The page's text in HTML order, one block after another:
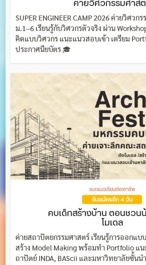
SUPER ENGINEER CAMP 2026 ค่ายวิศวก
ม.1–6 เรียนรู้กับวิศวกรตัวจริง ผ่าน
คิดแบบวิศวกร แนะแนวสอบเข้า เตรียม
ประกาศนียบัตร 🎓
แนะแนวเรียนต่อ/อาชีพ
รับสมัครอีก 4 วัน
คบเด็กสร้างบ้าน ตอนชวน
โมเดล
ค่ายสถาปัตยกรรมศาสตร์ เรียนรู้การออกแบ
สร้าง Model Making พร้อมทำ Portfolio แ
ถาปัตย์ INDA, BAScii และมหาวิทยาลัยชั้นน